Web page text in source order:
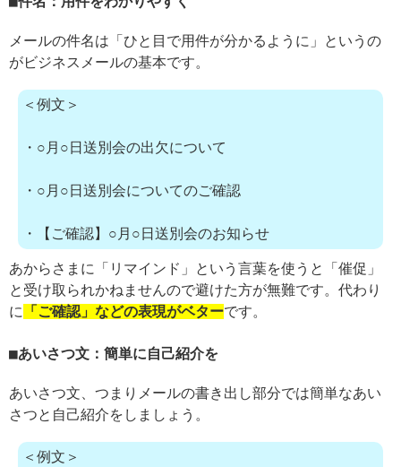
メールの件名は「ひと目で用件が分かるように」というの
がビジネスメールの基本です。
＜例文＞
・○月○日送別会の出欠について
・○月○日送別会についてのご確認
・【ご確認】○月○日送別会のお知らせ
あからさまに「リマインド」という言葉を使うと「催促」
と受け取られかねませんので避けた方が無難です。代わり
に
「ご確認」などの表現がベターです。
あいさつ文：簡単に自己紹介を
あいさつ文、つまりメールの書き出し部分では簡単なあい
さつと自己紹介をしましょう。
＜例文＞